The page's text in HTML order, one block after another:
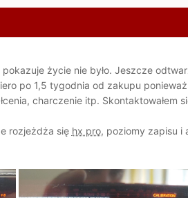
życie nie było. Jeszcze
po 1,5 tygodnia od zakupu
charczenie itp. Skontaktowałem
rozjeżdża się hx pro, poziomy zapisu i